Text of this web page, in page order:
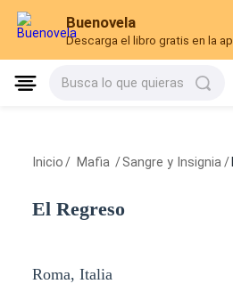
Buenovela
Descarga el libro gratis en la
Busca lo que quieras
Inicio / Mafia /Sangre y Insignia /
El Regreso
Roma, Italia